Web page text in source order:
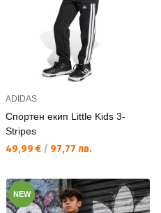
ADIDAS
Спортен екип Little Kids 3-
Stripes
Текуща цена:
49,99 € / 97,77 лв.
NEW